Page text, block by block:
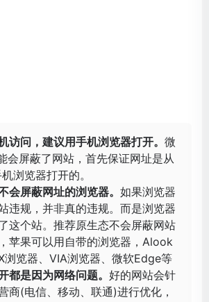
访问，建议用手机浏览器打开。 微
会屏蔽了网站，首先保证网址是从
浏览器打开的。
会屏蔽网址的浏览器。 如果浏览器
违规，并非真的违规。而是浏览器
这个站。推荐原生态不会屏蔽网站
苹果可以用自带的浏览器， Alook
浏览器 VIA浏览器 微软Edge等
都是因为网络问题。 好的网站会针
商(电信、移动、联通)进行优化，